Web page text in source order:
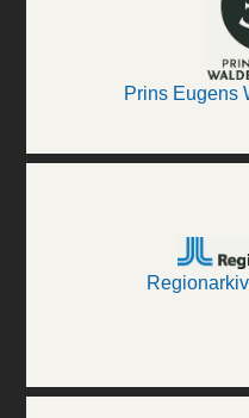
Prins Eugens